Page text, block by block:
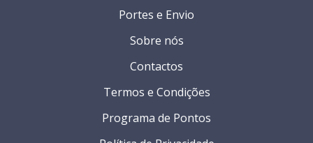
Portes e Envio
Sobre nós
Contactos
Termos e Condições
Programa de Pontos